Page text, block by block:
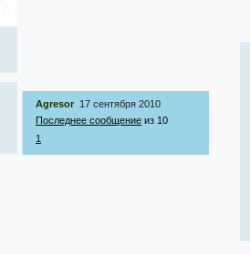
Agresor 17 сентября 2010
Последнее сообщениеиз 10
1